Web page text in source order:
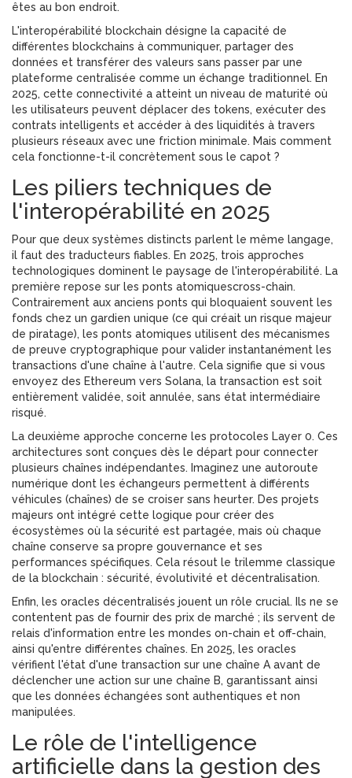
êtes au bon endroit.
L'interopérabilité blockchain désigne la capacité de
différentes blockchains à communiquer, partager des
données et transférer des valeurs sans passer par une
plateforme centralisée comme un échange traditionnel. En
2025, cette connectivité a atteint un niveau de maturité où
les utilisateurs peuvent déplacer des tokens, exécuter des
contrats intelligents et accéder à des liquidités à travers
plusieurs réseaux avec une friction minimale. Mais comment
cela fonctionne-t-il concrètement sous le capot ?
Les piliers techniques de
l'interopérabilité en 2025
Pour que deux systèmes distincts parlent le même langage,
il faut des traducteurs fiables. En 2025, trois approches
technologiques dominent le paysage de l'interopérabilité. La
première repose sur les ponts atomiquescross-chain.
Contrairement aux anciens ponts qui bloquaient souvent les
fonds chez un gardien unique (ce qui créait un risque majeur
de piratage), les ponts atomiques utilisent des mécanismes
de preuve cryptographique pour valider instantanément les
transactions d'une chaîne à l'autre. Cela signifie que si vous
envoyez des Ethereum vers Solana, la transaction est soit
entièrement validée, soit annulée, sans état intermédiaire
risqué.
La deuxième approche concerne les protocoles Layer 0. Ces
architectures sont conçues dès le départ pour connecter
plusieurs chaînes indépendantes. Imaginez une autoroute
numérique dont les échangeurs permettent à différents
véhicules (chaînes) de se croiser sans heurter. Des projets
majeurs ont intégré cette logique pour créer des
écosystèmes où la sécurité est partagée, mais où chaque
chaîne conserve sa propre gouvernance et ses
performances spécifiques. Cela résout le trilemme classique
de la blockchain : sécurité, évolutivité et décentralisation.
Enfin, les oracles décentralisés jouent un rôle crucial. Ils ne se
contentent pas de fournir des prix de marché ; ils servent de
relais d'information entre les mondes on-chain et off-chain,
ainsi qu'entre différentes chaînes. En 2025, les oracles
vérifient l'état d'une transaction sur une chaîne A avant de
déclencher une action sur une chaîne B, garantissant ainsi
que les données échangées sont authentiques et non
manipulées.
Le rôle de l'intelligence
artificielle dans la gestion des